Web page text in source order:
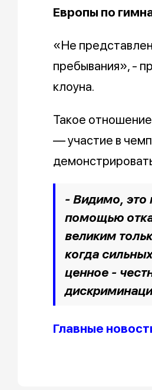
Европы по
«Не
пребывания», -
клоуна.
Такое
— участие в
- Видимо, это
помощью
великим
когда
ценное -
Главные